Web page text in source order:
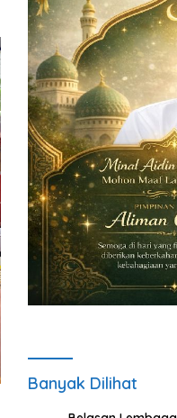
Banyak Dilihat